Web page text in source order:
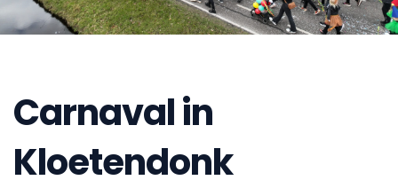
Carnaval in
Kloetendonk